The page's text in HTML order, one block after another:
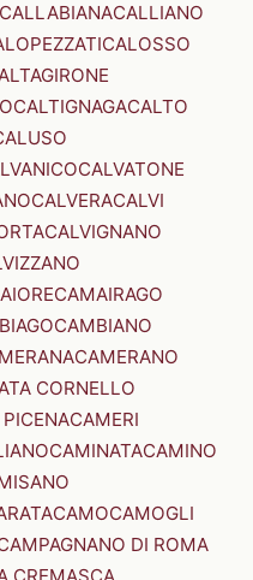
CALLABIANACALLIANO
CALOSSO
CALTIGNAGACALTO
CALVATONE
CALVERACALVI
CALVIGNANO
CAMAIRAGO
CAMBIANO
CAMERANO
CORNELLO
CAMERI
CAMINATACAMINO
CAMOCAMOGLI
DI ROMA